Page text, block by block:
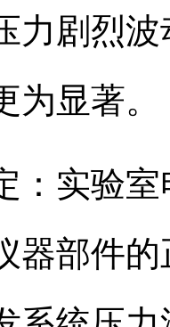
力剧烈
显著。
：实验
器部件